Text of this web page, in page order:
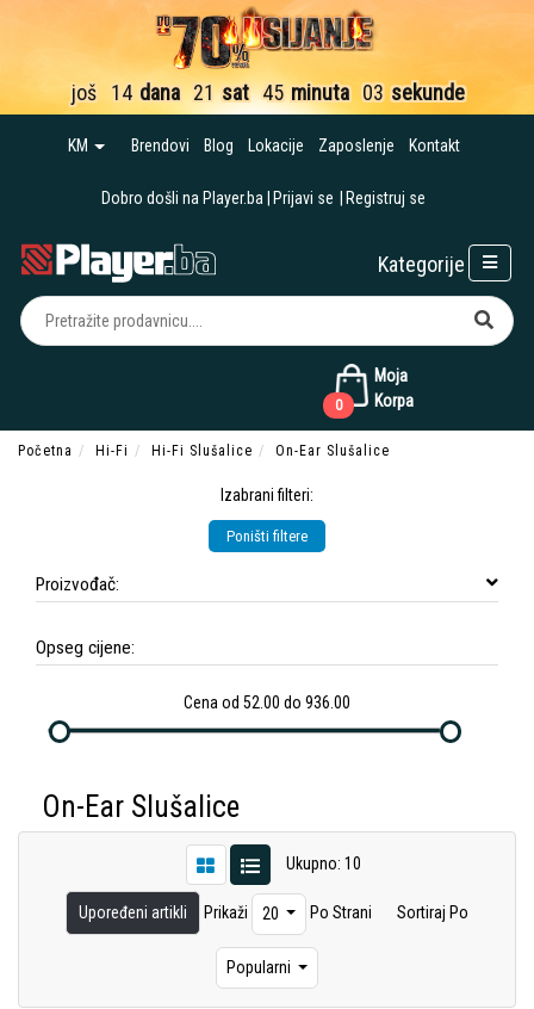
još 14 dana 21 sat 45 minuta 03 sekunde
KM Brendovi Blog Lokacije Zaposlenje Kontakt
Dobro došli na Player.ba Prijavi se Registruj se
Moja
Korpa
0
Kategorije
Početna Hi-Fi Hi-Fi Slušalice On-Ear Slušalice
Izabrani filteri:
Poništi filtere
Proizvođač:
Opseg cijene:
Cena od 52.00 do 936.00
On-Ear Slušalice
Ukupno: 10
Upoređeni artikli Prikaži 20 Po Strani Sortiraj Po
Popularni